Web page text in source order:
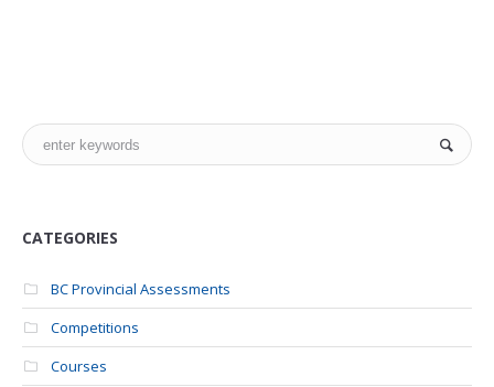
CATEGORIES
BC Provincial Assessments
Competitions
Courses